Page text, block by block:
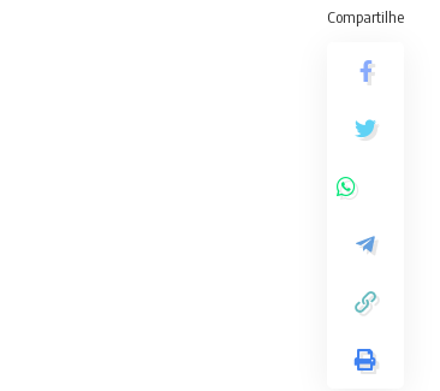
Compartilhe